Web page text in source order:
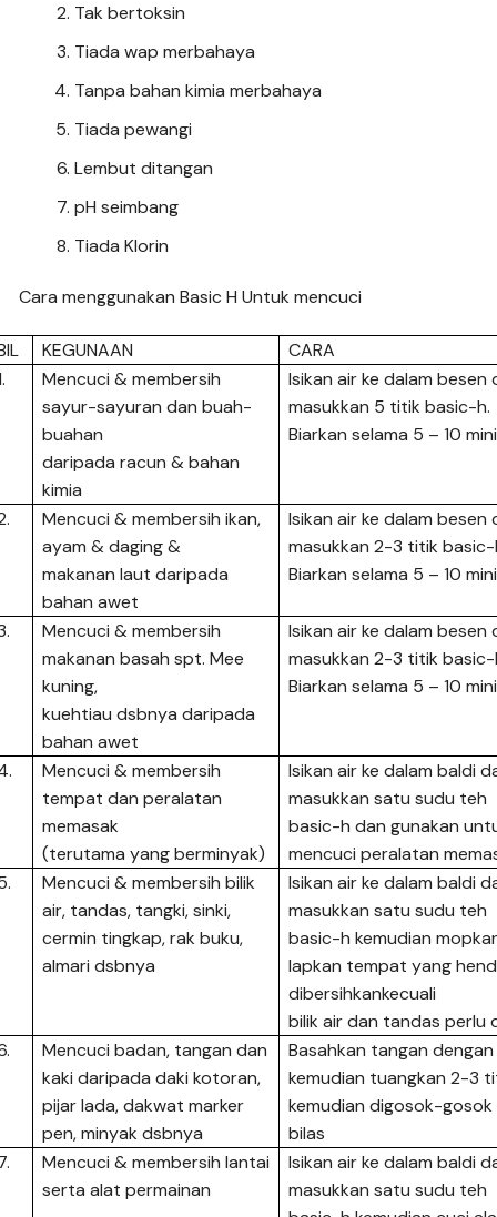
Tak bertoksin
Tiada wap merbahaya
Tanpa bahan kimia merbahaya
Tiada pewangi
Lembut ditangan
pH seimbang
Tiada Klorin
Cara menggunakan Basic H Untuk mencuci
KEGUNAAN
CARA
Mencuci & membersih
sayur-sayuran dan buah-
buahan
daripada racun & bahan
kimia
Isikan air ke dalam besen
masukkan 5 titik basic-h.
Biarkan selama 5 – 10
Mencuci & membersih ikan,
ayam & daging &
makanan laut daripada
bahan awet
Isikan air ke dalam besen
masukkan 2-3 titik basic-
Biarkan selama 5 – 10
Mencuci & membersih
makanan basah spt. Mee
kuning,
kuehtiau dsbnya daripada
bahan awet
Isikan air ke dalam besen
masukkan 2-3 titik basic-
Biarkan selama 5 – 10
Mencuci & membersih
tempat dan peralatan
memasak
(terutama yang berminyak)
Isikan air ke dalam baldi
masukkan satu sudu teh
basic-h dan gunakan
mencuci peralatan
Mencuci & membersih bilik
air, tandas, tangki, sinki,
cermin tingkap, rak buku,
almari dsbnya
Isikan air ke dalam baldi
masukkan satu sudu teh
basic-h kemudian
lapkan tempat yang
dibersihkankecuali
bilik air dan tandas perlu
Mencuci badan, tangan dan
kaki daripada daki kotoran,
pijar lada, dakwat marker
pen, minyak dsbnya
Basahkan tangan dengan
kemudian tuangkan 2-3
kemudian digosok-
bilas
Mencuci & membersih lantai
serta alat permainan
Isikan air ke dalam baldi
masukkan satu sudu teh